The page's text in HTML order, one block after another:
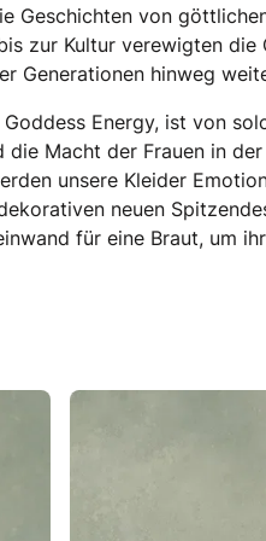
Geschichten von
zur Kultur verewigten
Generationen hinweg
Energy, ist von
Macht der Frauen in
unsere Kleider
neuen
für eine Braut, um